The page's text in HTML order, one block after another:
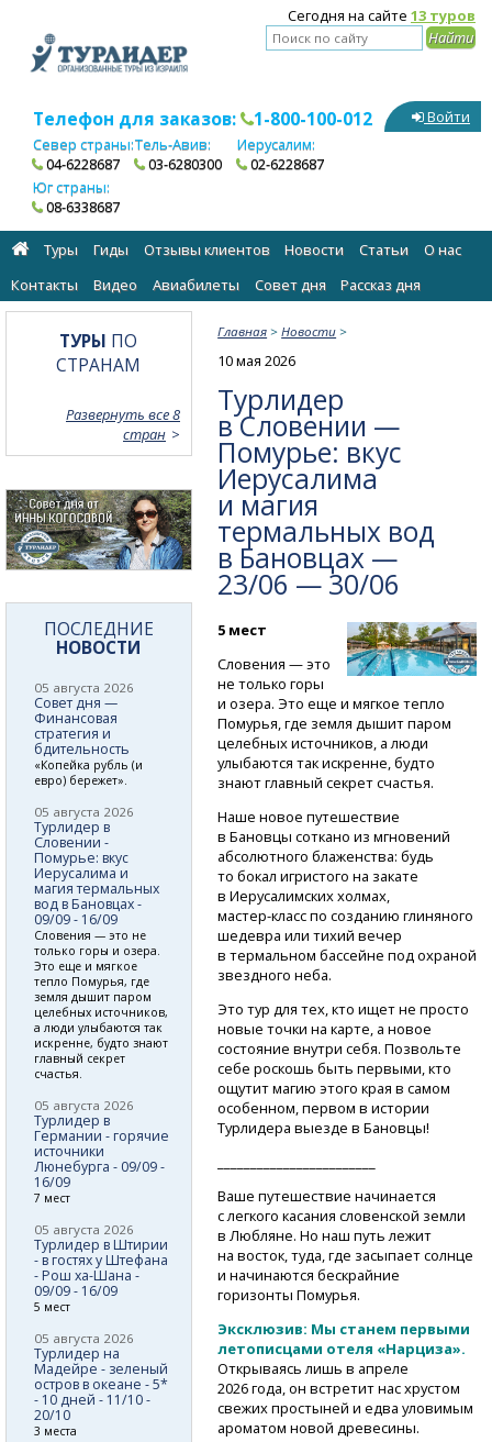
Сегодня на сайте 13 туров
Телефон для заказов: 1-800-100-012
Север страны:
04-6228687
Тель-Авив:
03-6280300
Иерусалим:
02-6228687
Юг страны:
08-6338687
Войти
Туры Гиды Отзывы клиентов Новости Статьи
О нас
Контакты
Видео Авиабилеты Cовет дня Рассказ дня
Главная >Новости >
10 мая 2026
Турлидер
в Словении —
Помурье: вкус
Иерусалима
и магия
термальных вод
в Бановцах —
23/06 — 30/06
5 мест
Словения — это
не только горы
и озера. Это еще и мягкое тепло
Помурья, где земля дышит паром
целебных источников, а люди
улыбаются так искренне, будто
знают главный секрет счастья.
Наше новое путешествие
в Бановцы соткано из мгновений
абсолютного блаженства: будь
то бокал игристого на закате
в Иерусалимских холмах,
мастер-класспо созданию глиняного
шедевра или тихий вечер
в термальном бассейне под охраной
звездного неба.
Это тур для тех, кто ищет не просто
новые точки на карте, а новое
состояние внутри себя. Позвольте
себе роскошь быть первыми, кто
ощутит магию этого края в самом
особенном, первом в истории
Турлидера выезде в Бановцы!
Ваше путешествие начинается
с легкого касания словенской земли
в Любляне. Но наш путь лежит
на восток, туда, где засыпает солнце
и начинаются бескрайние
горизонты Помурья.
Эксклюзив: Мы станем первыми
летописцами отеля «Нарциза».
Открываясь лишь в апреле
2026 года, он встретит нас хрустом
свежих простыней и едва уловимым
ароматом новой древесины.
ТУРЫ ПО
СТРАНАМ
Развернуть все 8
стран
ПОСЛЕДНИЕ
НОВОСТИ
05 августа 2026
Совет дня —
Финансовая
стратегия и
бдительность
«Копейка рубль (и
евро) бережет».
05 августа 2026
Турлидер в
Словении -
Помурье: вкус
Иерусалима и
магия термальных
вод в Бановцах -
09/09 - 16/09
Словения — это не
только горы и озера.
Это еще и мягкое
тепло Помурья, где
земля дышит паром
целебных источников,
а люди улыбаются так
искренне, будто знают
главный секрет
счастья.
05 августа 2026
Турлидер в
Германии - горячие
источники
Люнебурга - 09/09 -
16/09
7 мест
05 августа 2026
Турлидер в Штирии
- в гостях у Штефана
- Рош ха-Шана -
09/09 - 16/09
5 мест
05 августа 2026
Турлидер на
Мадейре - зеленый
остров в океане - 5*
- 10 дней - 11/10 -
20/10
3 места